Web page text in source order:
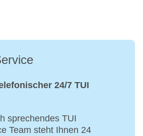
24/7 TUI
sprechendes TUI
Team steht Ihnen 24